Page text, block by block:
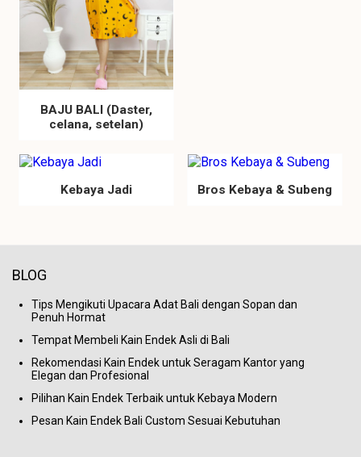
BAJU BALI (Daster,
celana, setelan)
Kebaya Jadi Bros Kebaya & Subeng
BLOG
Tips Mengikuti Upacara Adat Bali dengan Sopan dan
Penuh Hormat
Tempat Membeli Kain Endek Asli di Bali
Rekomendasi Kain Endek untuk Seragam Kantor yang
Elegan dan Profesional
Pilihan Kain Endek Terbaik untuk Kebaya Modern
Pesan Kain Endek Bali Custom Sesuai Kebutuhan